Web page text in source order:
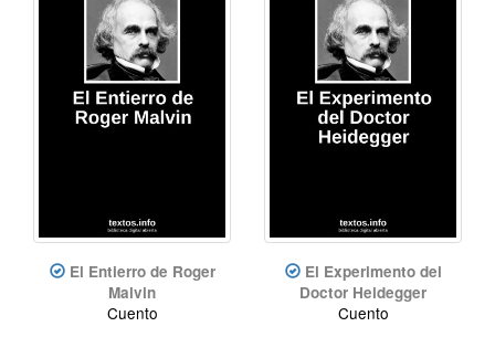
El Entierro de Roger
Malvin
Cuento
El Experimento del
Doctor Heidegger
Cuento